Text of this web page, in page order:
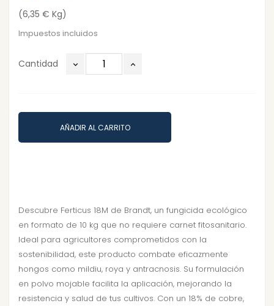
(6,35 € Kg)
Impuestos incluidos
Cantidad
AÑADIR AL CARRITO
Descubre Ferticus 18M de Brandt, un fungicida ecológico
en formato de 10 kg que no requiere carnet fitosanitario.
Ideal para agricultores comprometidos con la
sostenibilidad, este producto combate eficazmente
hongos como mildiu, roya y antracnosis. Su formulación
en polvo mojable facilita la aplicación, mejorando la
resistencia y salud de tus cultivos. Con un 18% de cobre,